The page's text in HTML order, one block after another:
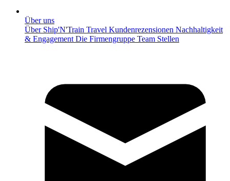
Über uns
Über Ship'N'Train Travel Kundenrezensionen Nachhaltigkeit
& Engagement Die Firmengruppe Team Stellen